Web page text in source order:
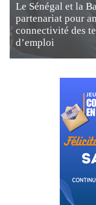
Le Sénégal et la
partenariat pour
connectivité des
d’emploi